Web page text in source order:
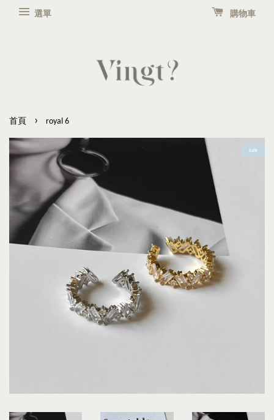
選單 購物車
首頁 › royal 6
Sale